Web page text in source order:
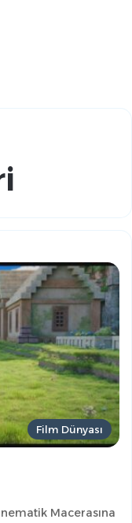
Film Dünyası
Macerasına